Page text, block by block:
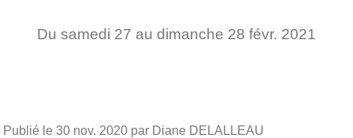
Du samedi 27 au dimanche 28 févr. 2021
Publié le 30 nov. 2020 par Diane DELALLEAU